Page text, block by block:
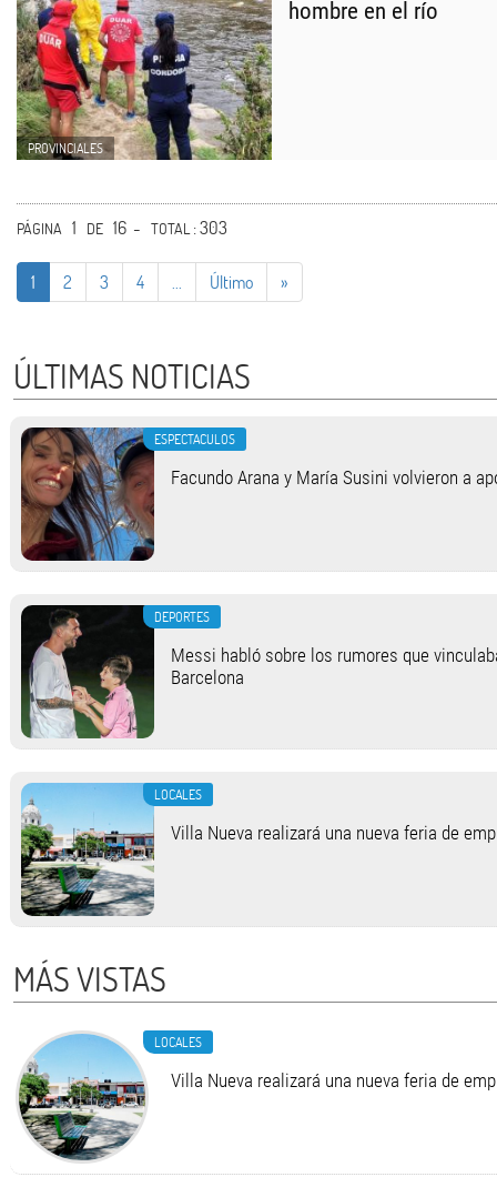
PROVINCIALES
hombre en el río
PÁGINA 1 DE 16 - TOTAL: 303
1 2 3 4 Último »
ÚLTIMAS NOTICIAS
ESPECTACULOS
Facundo Arana y María Susini volvieron a
DEPORTES
Messi habló sobre los rumores que
Barcelona
LOCALES
Villa Nueva realizará una nueva feria de
MÁS VISTAS
LOCALES
Villa Nueva realizará una nueva feria de